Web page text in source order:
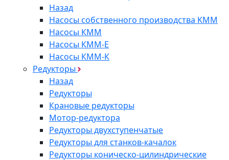
Назад
Насосы собственного производства KMM
Насосы КММ
Насосы КММ-Е
Насосы КММ-К
Редукторы
Назад
Редукторы
Крановые редукторы
Мотор-редуктора
Редукторы двухступенчатые
Редукторы для станков-качалок
Редукторы коническо-цилиндрические